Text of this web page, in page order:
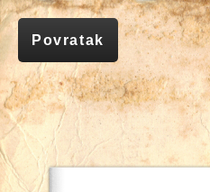
Povratak